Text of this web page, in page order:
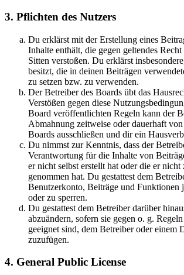
3. Pflichten des Nutzers
Du erklärst mit der Erstellung eines
Inhalte enthält, die gegen geltendes
Sitten verstoßen. Du erklärst
besitzt, die in deinen Beiträgen
zu setzen bzw. zu verwenden.
Der Betreiber des Boards übt das
Verstößen gegen diese
Board veröffentlichten Regeln kann der
Abmahnung zeitweise oder dauerhaft
Boards ausschließen und dir ein
Du nimmst zur Kenntnis, dass der
Verantwortung für die Inhalte von
er nicht selbst erstellt hat oder die er
genommen hat. Du gestattest dem
Benutzerkonto, Beiträge und Funktionen
oder zu sperren.
Du gestattest dem Betreiber darüber
abzuändern, sofern sie gegen o. g.
geeignet sind, dem Betreiber oder einem
zuzufügen.
4. General Public License